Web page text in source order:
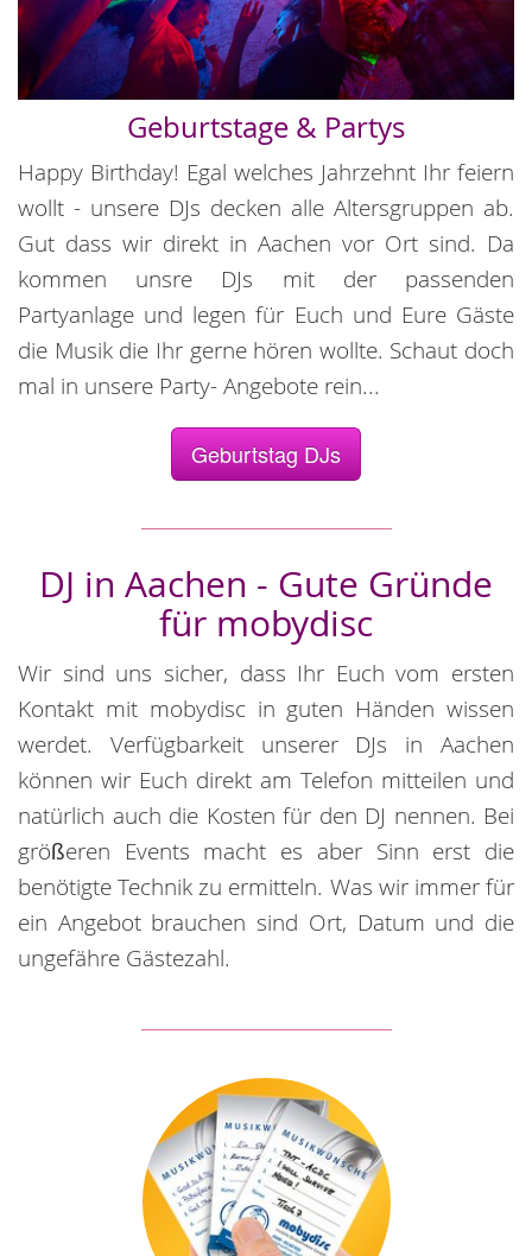
Geburtstage & Partys
Happy Birthday! Egal welches Jahrzehnt Ihr feiern
wollt - unsere DJs decken alle Altersgruppen ab.
Gut dass wir direkt in Aachen vor Ort sind. Da
kommen unsre DJs mit der passenden
Partyanlage und legen für Euch und Eure Gäste
die Musik die Ihr gerne hören wollte. Schaut doch
mal in unsere Party- Angebote rein...
Geburtstag DJs
DJ in Aachen - Gute Gründe
für mobydisc
Wir sind uns sicher, dass Ihr Euch vom ersten
Kontakt mit mobydisc in guten Händen wissen
werdet. Verfügbarkeit unserer DJs in Aachen
können wir Euch direkt am Telefon mitteilen und
natürlich auch die Kosten für den DJ nennen. Bei
größeren Events macht es aber Sinn erst die
benötigte Technik zu ermitteln. Was wir immer für
ein Angebot brauchen sind Ort, Datum und die
ungefähre Gästezahl.